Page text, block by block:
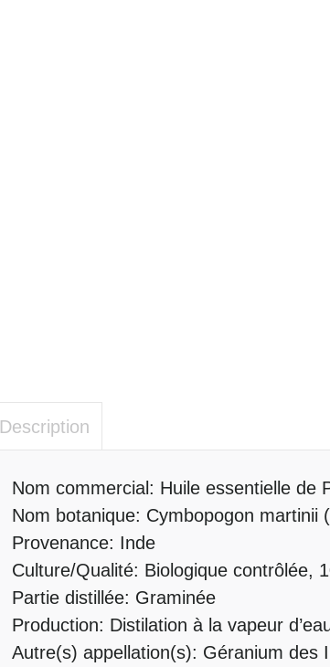
Description
Description
Nom commercial: Huile essentielle de
Nom botanique: Cymbopogon martinii
Provenance: Inde
Culture/Qualité: Biologique contrôlée,
Partie distillée: Graminée
Production: Distilation à la vapeur
Autre(s) appellation(s): Géranium des